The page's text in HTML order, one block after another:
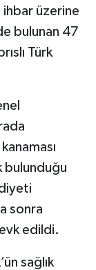
ihbar üzerine
bulunan 47
Türk
bulunduğu
sonra
edildi.
sağlık